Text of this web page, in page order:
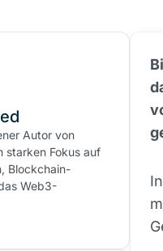
Autor von
starken Fokus auf
Blockchain-
Web3-